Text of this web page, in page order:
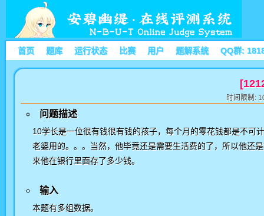
首页 题库 运行状态 比赛 用户 题解系统 QQ群:
时间限制:
问题描述
10学长是一位很有钱很有钱的孩子，每个月的零花钱都是不可
老婆用的。。。当然，他毕竟还是需要生活费的了，所以他还
来他在银行里面存了多少钱。
输入
本题有多组数据。